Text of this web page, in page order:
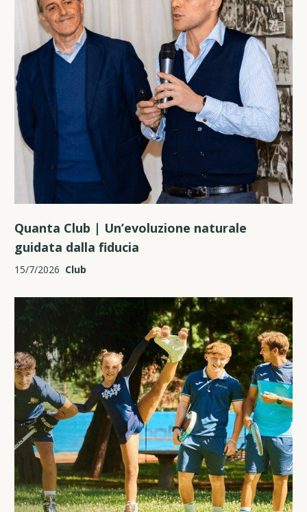
Quanta Club | Un’evoluzione naturale
guidata dalla fiducia
15/7/2026 Club